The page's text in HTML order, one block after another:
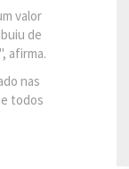
valor
de
afirma.
nas
todos